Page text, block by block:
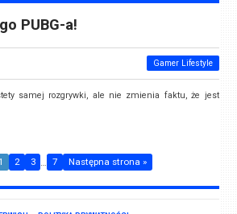
PUBG-a!
Gamer Lifestyle
samej rozgrywki, ale nie zmienia faktu, że jest
2 3 7 Następna strona »